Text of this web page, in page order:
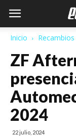
Inicio Recambios
ZF
2024
22 julio, 2024